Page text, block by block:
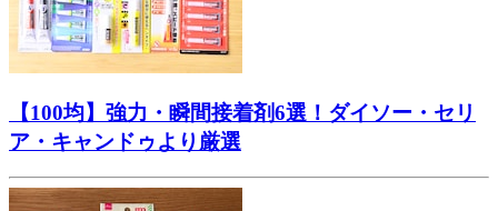
【100均】強力・瞬間接着剤6選！ダイソー・セリ
ア・キャンドゥより厳選